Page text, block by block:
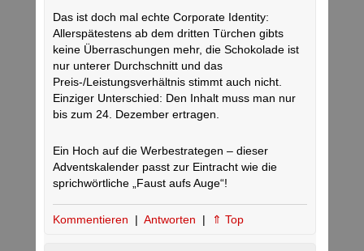
Das ist doch mal echte Corporate Identity:
Allerspätestens ab dem dritten Türchen gibts
keine Überraschungen mehr, die Schokolade ist
nur unterer Durchschnitt und das
Preis-/Leistungsverhältnis stimmt auch nicht.
Einziger Unterschied: Den Inhalt muss man nur
bis zum 24. Dezember ertragen.
Ein Hoch auf die Werbestrategen – dieser
Adventskalender passt zur Eintracht wie die
sprichwörtliche „Faust aufs Auge“!
Kommentieren | Antworten | ⇑ Top